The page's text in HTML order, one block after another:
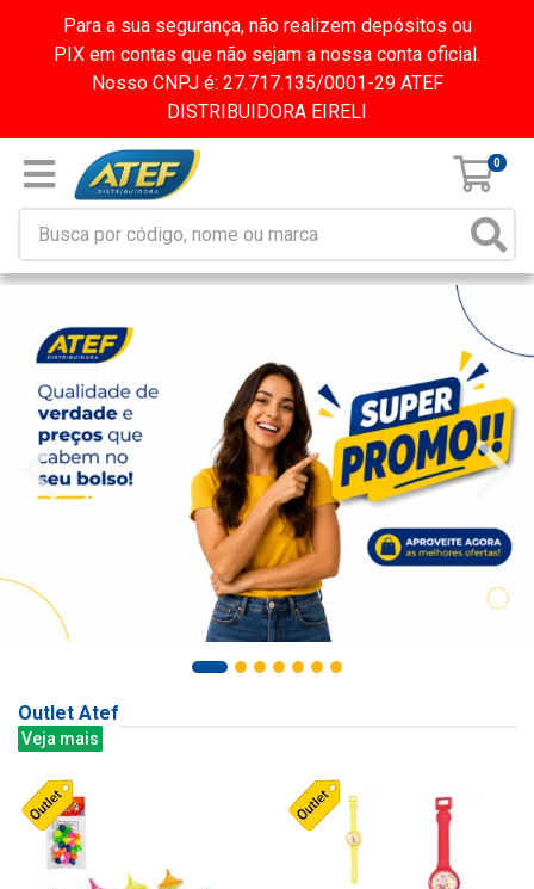
Para a sua segurança, não realizem depósitos ou
PIX em contas que não sejam a nossa conta oficial.
Nosso CNPJ é: 27.717.135/0001-29 ATEF
DISTRIBUIDORA EIRELI
0
Outlet Atef
Veja mais